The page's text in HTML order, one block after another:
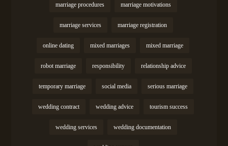
marriage motivations
marriage procedures
marriage registration
marriage services
mixed marriage
mixed marriages
online dating
relationship advice
responsibility
robot marriage
serious marriage
social media
temporary marriage
tourism success
wedding advice
wedding contract
wedding documentation
wedding services